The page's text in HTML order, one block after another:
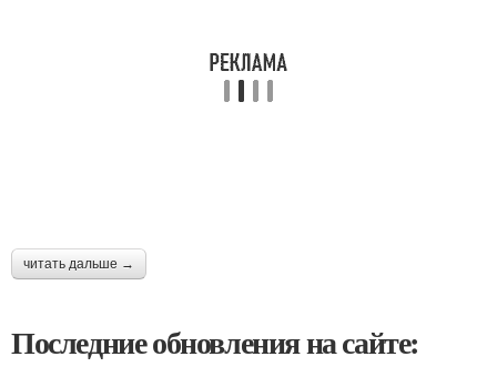
читать дальше →
Последние обновления на сайте: